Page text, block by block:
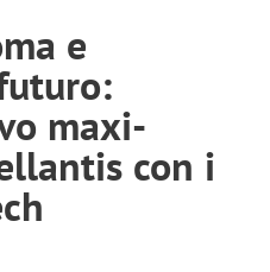
e
maxi-
con i